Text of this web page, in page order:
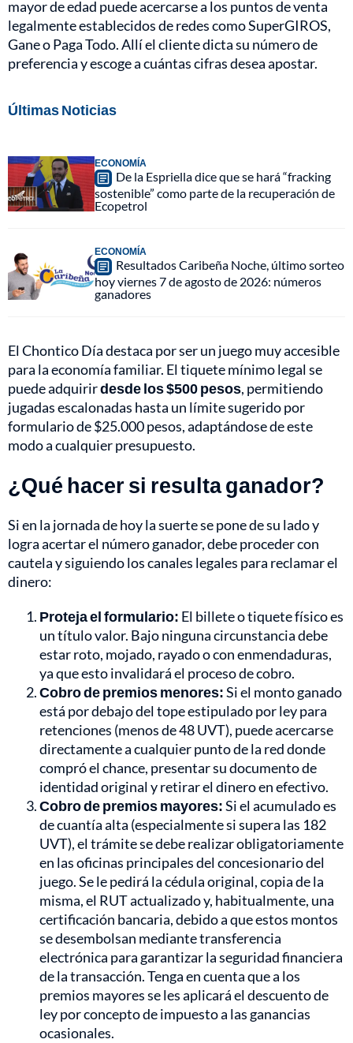
mayor de edad puede acercarse a los puntos de venta
legalmente establecidos de redes como SuperGIROS,
Gane o Paga Todo. Allí el cliente dicta su número de
preferencia y escoge a cuántas cifras desea apostar.
Últimas Noticias
ECONOMÍA
De la Espriella dice que se hará “fracking
sostenible” como parte de la recuperación de
Ecopetrol
ECONOMÍA
Resultados Caribeña Noche, último sorteo
hoy viernes 7 de agosto de 2026: números
ganadores
El Chontico Día destaca por ser un juego muy accesible
para la economía familiar. El tiquete mínimo legal se
puede adquirirdesde los $500 pesos, permitiendo
jugadas escalonadas hasta un límite sugerido por
formulario de $25.000 pesos, adaptándose de este
modo a cualquier presupuesto.
¿Qué hacer si resulta ganador?
Si en la jornada de hoy la suerte se pone de su lado y
logra acertar el número ganador, debe proceder con
cautela y siguiendo los canales legales para reclamar el
dinero:
Proteja el formulario: El billete o tiquete físico es
un título valor. Bajo ninguna circunstancia debe
estar roto, mojado, rayado o con enmendaduras,
ya que esto invalidará el proceso de cobro.
Cobro de premios menores:Si el monto ganado
está por debajo del tope estipulado por ley para
retenciones (menos de 48 UVT), puede acercarse
directamente a cualquier punto de la red donde
compró el chance, presentar su documento de
identidad original y retirar el dinero en efectivo.
Cobro de premios mayores:Si el acumulado es
de cuantía alta (especialmente si supera las 182
UVT), el trámite se debe realizar obligatoriamente
en las oficinas principales del concesionario del
juego. Se le pedirá la cédula original, copia de la
misma, el RUT actualizado y, habitualmente, una
certificación bancaria, debido a que estos montos
se desembolsan mediante transferencia
electrónica para garantizar la seguridad financiera
de la transacción. Tenga en cuenta que a los
premios mayores se les aplicará el descuento de
ley por concepto de impuesto a las ganancias
ocasionales.